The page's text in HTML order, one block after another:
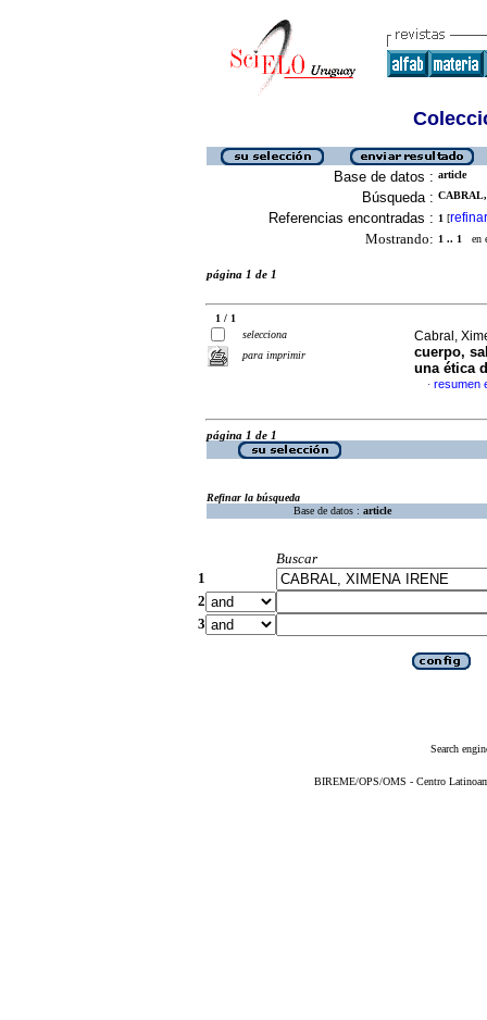
Base de datos : article
Búsqueda :
Referencias encontradas : 1 [refinar
Mostrando: 1 .. 1 en
página 1 de 1
1 / 1
selecciona
para imprimir
Cabral,
cuerpo,
una ética
· resumen
página 1 de 1
Refinar la búsqueda
Base de datos : article
Buscar
1
2
3
Search
BIREME/OPS/OMS - Centro